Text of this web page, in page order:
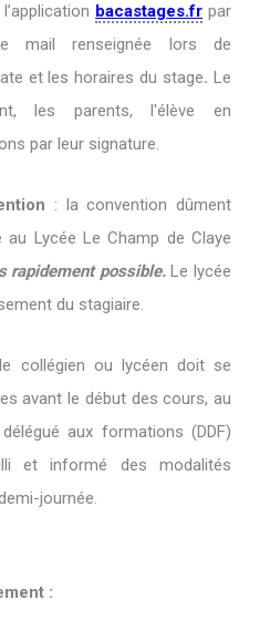
bacastages.fr par
mail renseignée lors de
et les horaires du stage. Le
les parents, l'élève en
par leur signature.
: la convention dûment
Lycée Le Champ de Claye
rapidement possible.Le lycée
du stagiaire.
collégien ou lycéen doit se
avant le début des cours, au
aux formations (DDF)
et informé des modalités
journée.
: